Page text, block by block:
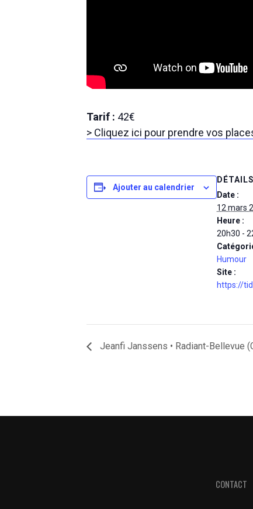
Tarif : 42€
> Cliquez ici pour prendre vos
Ajouter au calendrier
DÉTAILS
Date :
12 mars
Heure :
20h30 -
Humour
Site :
https://
Jeanfi Janssens • Radiant-Bellevue
CONTACT